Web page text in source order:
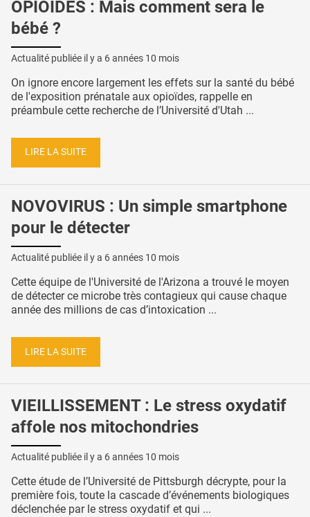
OPIOÏDES : Mais comment sera le
bébé ?
Actualité publiée il y a 6 années 10 mois
On ignore encore largement les effets sur la santé du bébé
de l'exposition prénatale aux opioïdes, rappelle en
préambule cette recherche de l’Université d'Utah ...
LIRE LA SUITE
NOVOVIRUS : Un simple smartphone
pour le détecter
Actualité publiée il y a 6 années 10 mois
Cette équipe de l'Université de l'Arizona a trouvé le moyen
de détecter ce microbe très contagieux qui cause chaque
année des millions de cas d’intoxication ...
LIRE LA SUITE
VIEILLISSEMENT : Le stress oxydatif
affole nos mitochondries
Actualité publiée il y a 6 années 10 mois
Cette étude de l’Université de Pittsburgh décrypte, pour la
première fois, toute la cascade d’événements biologiques
déclenchée par le stress oxydatif et qui ...